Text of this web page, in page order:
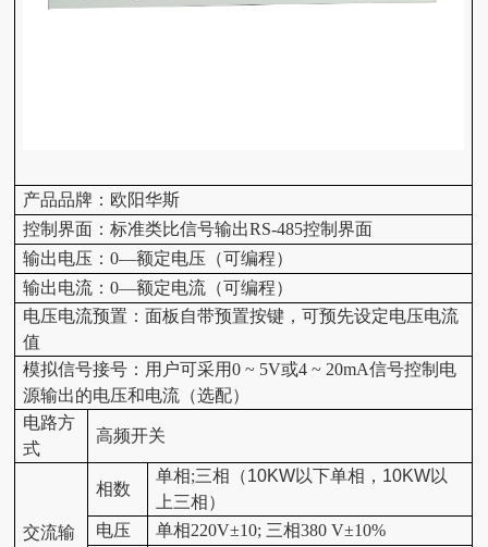
产品品牌：欧阳华斯
控制界面 ：标准类比信号输出RS-485控制界面
输出电压：0—额定电压 （可编程）
输出电流：0—额定电流 （可编程）
电压电流预置：面板自带预置按键，可预先设定电压电流
值
模拟信号接号：用户可采用0 ~ 5V或4 ~ 20mA信号控制电
源输出的电压和电流（选配）
电路方
式
高频开关
交流输
相数
单相;三相 （10KW以下单相 ， 10KW以
上三相）
电压
单相220V±10; 三相380 V±10%